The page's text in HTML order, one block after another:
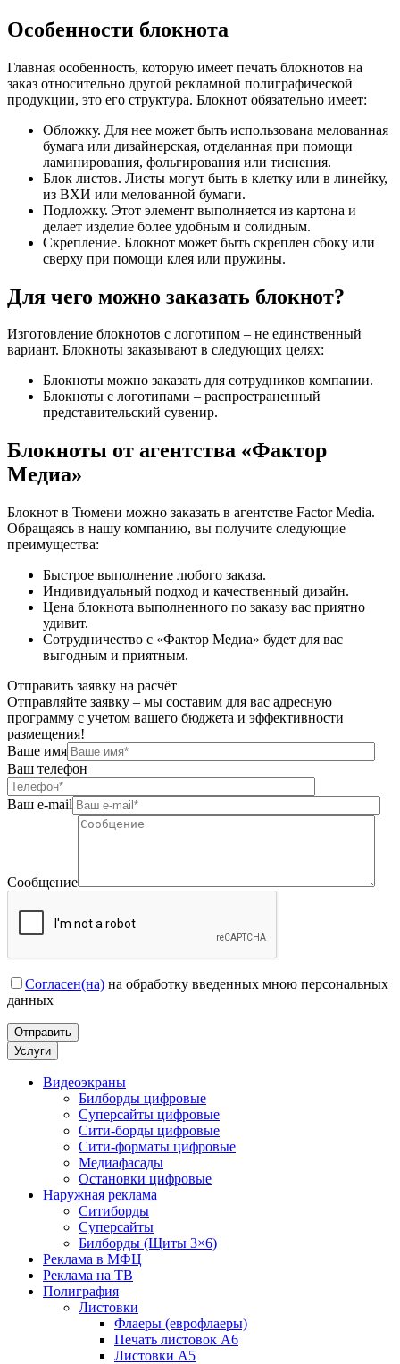
Особенности блокнота
Главная особенность, которую имеет печать блокнотов на
заказ относительно другой рекламной полиграфической
продукции, это его структура. Блокнот обязательно имеет:
Обложку. Для нее может быть использована мелованная
бумага или дизайнерская, отделанная при помощи
ламинирования, фольгирования или тиснения.
Блок листов. Листы могут быть в клетку или в линейку,
из ВХИ или мелованной бумаги.
Подложку. Этот элемент выполняется из картона и
делает изделие более удобным и солидным.
Скрепление. Блокнот может быть скреплен сбоку или
сверху при помощи клея или пружины.
Для чего можно заказать блокнот?
Изготовление блокнотов с логотипом – не единственный
вариант. Блокноты заказывают в следующих целях:
Блокноты можно заказать для сотрудников компании.
Блокноты с логотипами – распространенный
представительский сувенир.
Блокноты от агентства «Фактор
Медиа»
Блокнот в Тюмени можно заказать в агентстве Factor Media.
Обращаясь в нашу компанию, вы получите следующие
преимущества:
Быстрое выполнение любого заказа.
Индивидуальный подход и качественный дизайн.
Цена блокнота выполненного по заказу вас приятно
удивит.
Сотрудничество с «Фактор Медиа» будет для вас
выгодным и приятным.
Отправить заявку на расчёт
Отправляйте заявку – мы составим для вас адресную
программу с учетом вашего бюджета и эффективности
размещения!
Ваше имя
Ваш телефон
Ваш e-mail
Сообщение
Согласен(на) на обработку введенных мною персональных
данных
Услуги
Видеоэкраны
Билборды цифровые
Суперсайты цифровые
Сити-борды цифровые
Сити-форматы цифровые
Медиафасады
Остановки цифровые
Наружная реклама
Ситиборды
Суперсайты
Билборды (Щиты 3×6)
Реклама в МФЦ
Реклама на ТВ
Полиграфия
Листовки
Флаеры (еврофлаеры)
Печать листовок А6
Листовки А5